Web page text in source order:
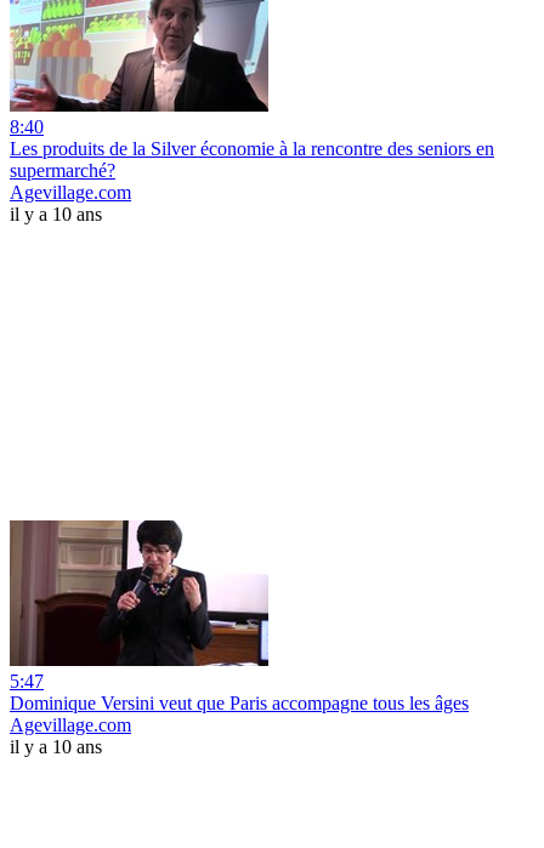
8:40
Les produits de la Silver économie à la rencontre des seniors en
supermarché?
Agevillage.com
il y a 10 ans
5:47
Dominique Versini veut que Paris accompagne tous les âges
Agevillage.com
il y a 10 ans